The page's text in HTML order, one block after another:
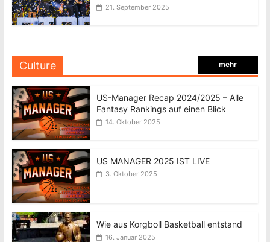
21. September 2025
Culture mehr
US-Manager Recap 2024/2025 – Alle
Fantasy Rankings auf einen Blick
14. Oktober 2025
US MANAGER 2025 IST LIVE
3. Oktober 2025
Wie aus Korgboll Basketball entstand
16. Januar 2025